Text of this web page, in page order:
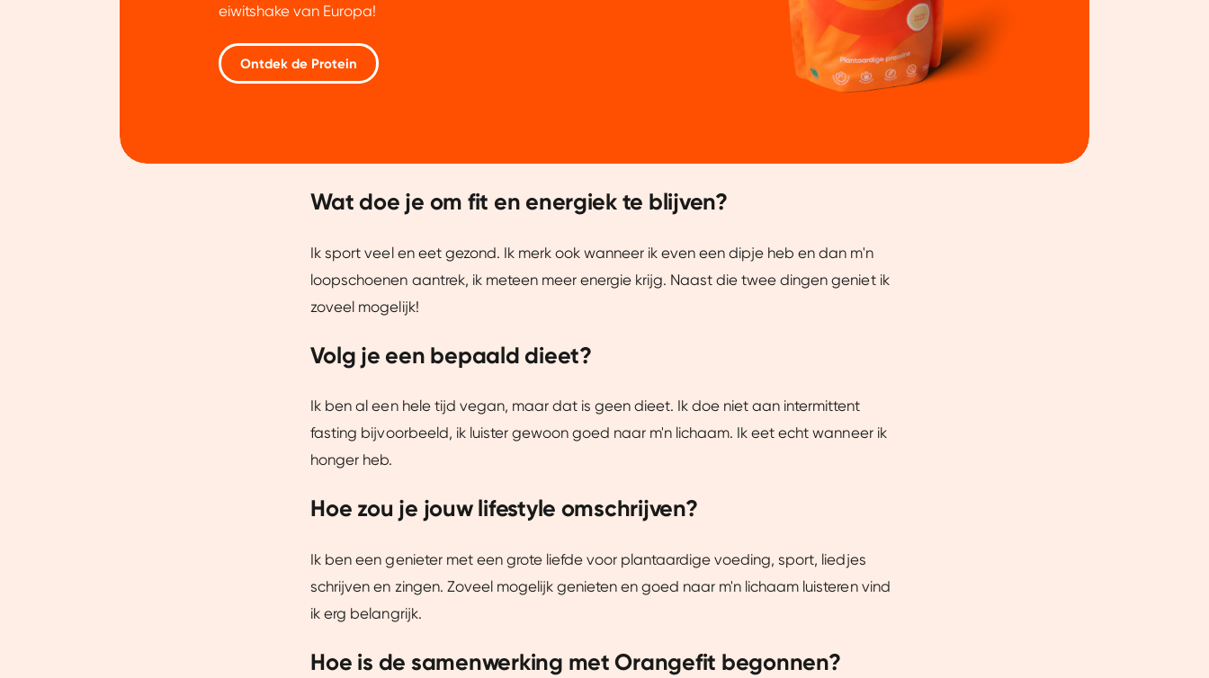
gebruiksgemak vergroten. Daarnaast helpen ze ons om onze website te verbeteren. We delen beperkte informatie met
onze vertrouwde partners om je een gepersonaliseerde ervaring te bieden. Meer weten? Bekijk onze cookieverklaring.
eiwitshake van Europa!
Ontdek de Protein
Wat doe je om fit en energiek te blijven?
Ik sport veel en eet gezond. Ik merk ook wanneer ik even een dipje heb en dan m'n
loopschoenen aantrek, ik meteen meer energie krijg. Naast die twee dingen geniet ik
zoveel mogelijk!
Volg je een bepaald dieet?
Ik ben al een hele tijd vegan, maar dat is geen dieet. Ik doe niet aan intermittent
fasting bijvoorbeeld, ik luister gewoon goed naar m'n lichaam. Ik eet echt wanneer ik
honger heb.
Hoe zou je jouw lifestyle omschrijven?
Ik ben een genieter met een grote liefde voor plantaardige voeding, sport, liedjes
schrijven en zingen. Zoveel mogelijk genieten en goed naar m'n lichaam luisteren vind
ik erg belangrijk.
Hoe is de samenwerking met Orangefit begonnen?